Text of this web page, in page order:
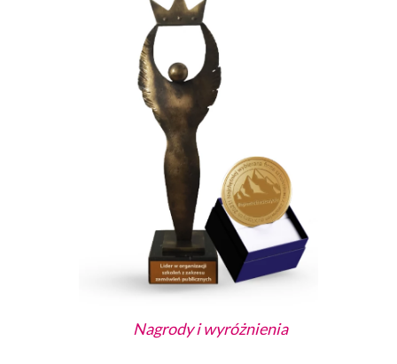
Nagrody i wyróżnienia